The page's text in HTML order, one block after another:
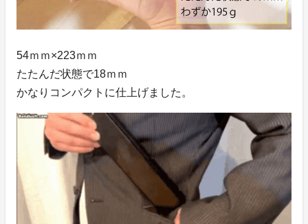
54ｍｍ×223ｍｍ
たたんだ状態で18ｍｍ
かなりコンパクトに仕上げました。